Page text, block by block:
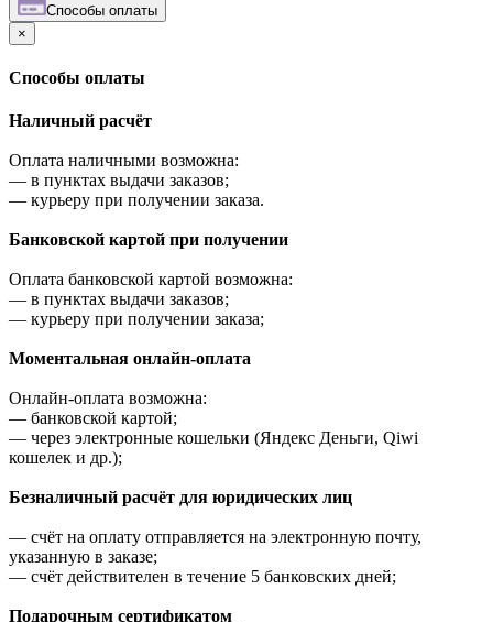
Cпособы оплаты
×
Cпособы оплаты
Наличный расчёт
Оплата наличными возможна:
— в пунктах выдачи заказов;
— курьеру при получении заказа.
Банковской картой при получении
Оплата банковской картой возможна:
— в пунктах выдачи заказов;
— курьеру при получении заказа;
Моментальная онлайн-оплата
Онлайн-оплата возможна:
— банковской картой;
— через электронные кошельки (Яндекс Деньги, Qiwi
кошелек и др.);
Безналичный расчёт для юридических лиц
— счёт на оплату отправляется на электронную почту,
указанную в заказе;
— счёт действителен в течение 5 банковских дней;
Подарочным сертификатом